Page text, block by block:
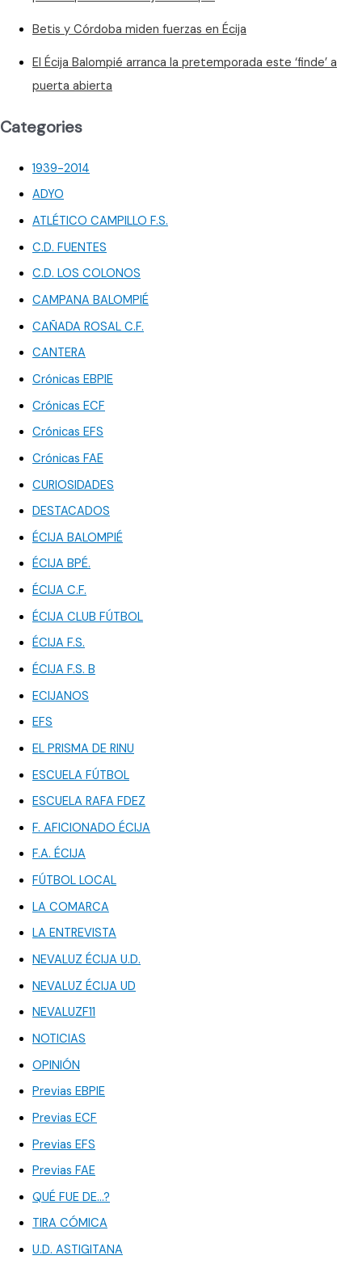
Betis y Córdoba miden fuerzas en Écija
El Écija Balompié arranca la pretemporada este ‘finde’ a
puerta abierta
Categories
1939-2014
ADYO
ATLÉTICO CAMPILLO F.S.
C.D. FUENTES
C.D. LOS COLONOS
CAMPANA BALOMPIÉ
CAÑADA ROSAL C.F.
CANTERA
Crónicas EBPIE
Crónicas ECF
Crónicas EFS
Crónicas FAE
CURIOSIDADES
DESTACADOS
ÉCIJA BALOMPIÉ
ÉCIJA BPÉ.
ÉCIJA C.F.
ÉCIJA CLUB FÚTBOL
ÉCIJA F.S.
ÉCIJA F.S. B
ECIJANOS
EFS
EL PRISMA DE RINU
ESCUELA FÚTBOL
ESCUELA RAFA FDEZ
F. AFICIONADO ÉCIJA
F.A. ÉCIJA
FÚTBOL LOCAL
LA COMARCA
LA ENTREVISTA
NEVALUZ ÉCIJA U.D.
NEVALUZ ÉCIJA UD
NEVALUZF11
NOTICIAS
OPINIÓN
Previas EBPIE
Previas ECF
Previas EFS
Previas FAE
QUÉ FUE DE…?
TIRA CÓMICA
U.D. ASTIGITANA